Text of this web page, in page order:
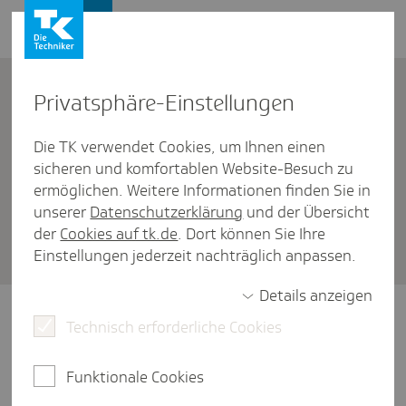
Kontakt
Wie lange müssen Arbeit­geber
den Zuschuss zum Mutter­
schafts­geld zahlen?
Firmenkunden / Mutterschaftsgeld
Der Anspruch auf den Zuschuss besteht für
den gleichen Zeitraum, für den auch das
Mutterschaftsgeld gewährt wird: also in der
Regel für sechs Wochen vor der Entbindung
Privat­sphäre-Einstel­lungen
Die TK verwendet Cookies, um Ihnen einen
sicheren und komfortablen Website-Besuch zu
ermöglichen. Weitere Informationen finden Sie in
unserer Datenschutzerklärung und der Übersicht
der Cookies auf tk.de. Dort können Sie Ihre
Einstellungen jederzeit nachträglich anpassen.
Details anzeigen
Technisch erforderliche Cookies
Funktionale Cookies